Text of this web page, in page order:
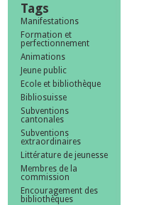
Tags
Manifestations
Formation et
perfectionnement
Animations
Jeune public
Ecole et bibliothèque
Bibliosuisse
Subventions
cantonales
Subventions
extraordinaires
Littérature de jeunesse
Membres de la
commission
Encouragement des
bibliothèques